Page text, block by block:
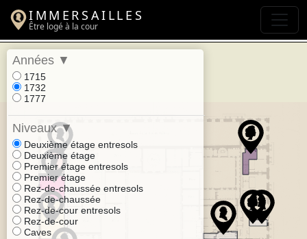
IMMERSAILLES
Être logé à la cour
Années ▼
1715
1732
1777
Niveaux▼
Deuxième étage entresols
Deuxième étage
Premier étage entresols
Premier étage
Rez-de-chaussée entresols
Rez-de-chaussée
Rez-de-cour entresols
Rez-de-cour
Caves